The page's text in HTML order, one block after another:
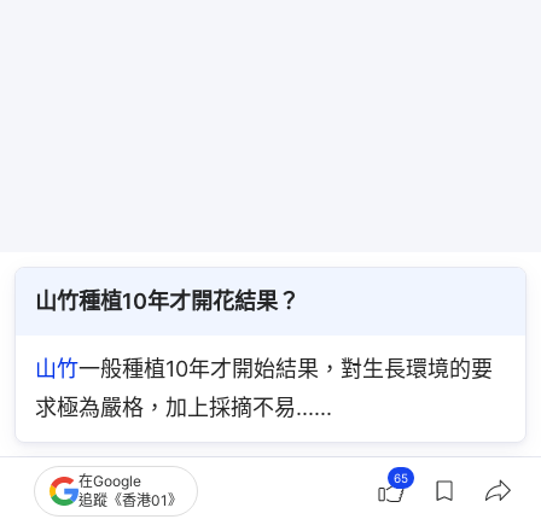
山竹種植10年才開花結果？
山竹一般種植10年才開始結果，對生長環境的要
求極為嚴格，加上採摘不易......
山竹果殼所含的山酮素有什麼用？
在Google
追蹤《香港01》
65